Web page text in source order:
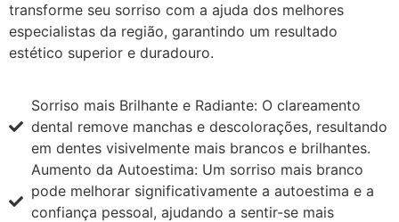
transforme seu sorriso com a ajuda dos melhores
especialistas da região, garantindo um resultado
estético superior e duradouro.
Sorriso mais Brilhante e Radiante: O clareamento
dental remove manchas e descolorações, resultando
em dentes visivelmente mais brancos e brilhantes.
Aumento da Autoestima: Um sorriso mais branco
pode melhorar significativamente a autoestima e a
confiança pessoal, ajudando a sentir-se mais